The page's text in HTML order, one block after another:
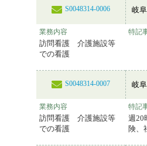
S0048314-0006 岐
業務内容
訪問看護 介護施設等
での看護
特記
S0048314-0007 岐
業務内容
訪問看護 介護施設等
での看護
特記
週20
険、